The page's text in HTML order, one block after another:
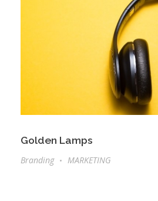
Golden Lamps
Branding
MARKETING